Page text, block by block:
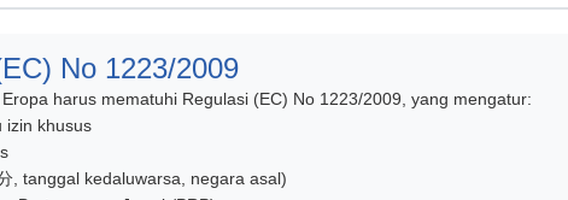
No 1223/2009
harus mematuhi Regulasi (EC) No 1223/2009, yang mengatur:
izin khusus
, tanggal kedaluwarsa, negara asal)